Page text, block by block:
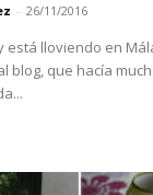
- 26/11/2016
está lloviendo en
blog, que hacía